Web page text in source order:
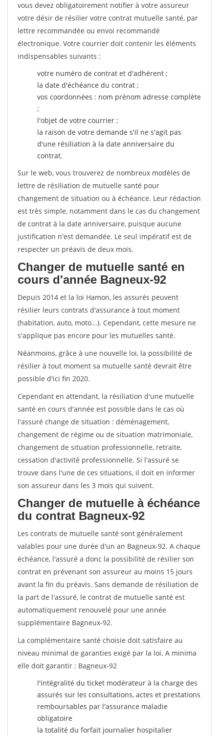
vous devez obligatoirement notifier à votre assureur
votre désir de résilier votre contrat mutuelle santé, par
lettre recommandée ou envoi recommandé
électronique. Votre courrier doit contenir les éléments
indispensables suivants :
votre numéro de contrat et d'adhérent ;
la date d'échéance du contrat ;
vos coordonnées : nom prénom adresse complète
;
l'objet de votre courrier ;
la raison de votre demande s'il ne s'agit pas
d'une résiliation à la date anniversaire du
contrat.
Sur le web, vous trouverez de nombreux modèles de
lettre de résiliation de mutuelle santé pour
changement de situation ou à échéance. Leur rédaction
est très simple, notamment dans le cas du changement
de contrat à la date anniversaire, puisque aucune
justification n'est demandée. Le seul impératif est de
respecter un préavis de deux mois.
Changer de mutuelle santé en
cours d'année Bagneux-92
Depuis 2014 et la loi Hamon, les assurés peuvent
résilier leurs contrats d'assurance à tout moment
(habitation, auto, moto...). Cependant, cette mesure ne
s'applique pas encore pour les mutuelles santé.
Néanmoins, grâce à une nouvelle loi, la possibilité de
résilier à tout moment sa mutuelle santé devrait être
possible d'ici fin 2020.
Cependant en attendant, la résiliation d'une mutuelle
santé en cours d'année est possible dans le cas où
l'assuré change de situation : déménagement,
changement de régime ou de situation matrimoniale,
changement de situation professionnelle, retraite,
cessation d'activité professionnelle. Si l'assuré se
trouve dans l'une de ces situations, il doit en informer
son assureur dans les 3 mois qui suivent.
Changer de mutuelle à échéance
du contrat Bagneux-92
Les contrats de mutuelle santé sont généralement
valables pour une durée d'un an Bagneux-92. A chaque
échéance, l'assuré a donc la possibilité de résilier son
contrat en prévenant son assureur au moins 15 jours
avant la fin du préavis. Sans demande de résiliation de
la part de l'assuré, le contrat de mutuelle santé est
automatiquement renouvelé pour une année
supplémentaire Bagneux-92.
La complémentaire santé choisie doit satisfaire au
niveau minimal de garanties exigé par la loi. A minima
elle doit garantir : Bagneux-92
l'intégralité du ticket modérateur à la charge des
assurés sur les consultations, actes et prestations
remboursables par l'assurance maladie
obligatoire
la totalité du forfait journalier hospitalier